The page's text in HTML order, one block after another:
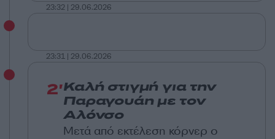
23:32 | 29.06.2026
23:31 | 29.06.2026
2'Καλή στιγμή για την
Παραγουάη με τον
Αλόνσο
Μετά από εκτέλεση κόρνερ ο